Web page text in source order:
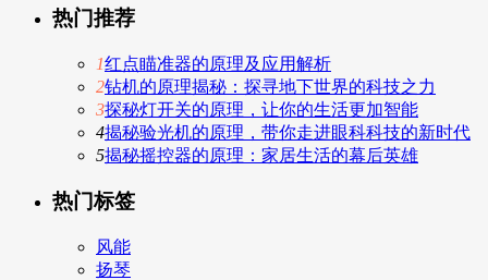
热门推荐
1红点瞄准器的原理及应用解析
2钻机的原理揭秘：探寻地下世界的科技之力
3探秘灯开关的原理，让你的生活更加智能
4揭秘验光机的原理，带你走进眼科科技的新时代
5揭秘摇控器的原理：家居生活的幕后英雄
热门标签
风能
扬琴